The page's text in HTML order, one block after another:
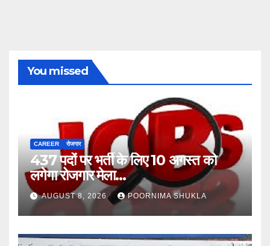
You missed
CAREER रोजगार
437 पदों पर भर्ती के लिए 10 अगस्त को
लगेगा रोजगार मेला…
AUGUST 8, 2026 POORNIMA SHUKLA